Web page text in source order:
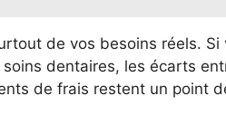
de vos besoins réels. Si
dentaires, les écarts
de frais restent un point